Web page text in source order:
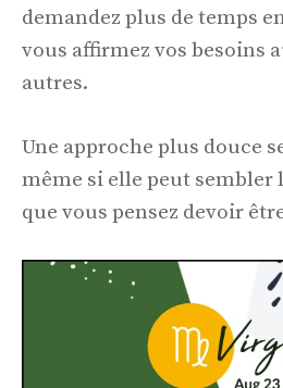
demandez plus de temps
vous affirmez vos besoins
autres.
Une approche plus douce
même si elle peut sembler
que vous pensez devoir